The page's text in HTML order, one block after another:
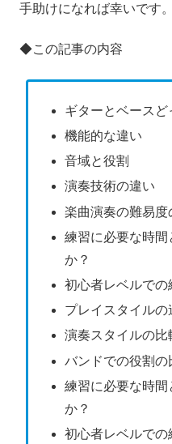
手助けになれば幸いです。
◆この記事の内容
ギターとベースど
機能的な違い
音域と役割
演奏技術の違い
楽曲演奏の難易度
練習に必要な時
か？
初心者レベルでの
プレイスタイルの
演奏スタイルの比
バンドでの役割の
練習に必要な時
か？
初心者レベルでの